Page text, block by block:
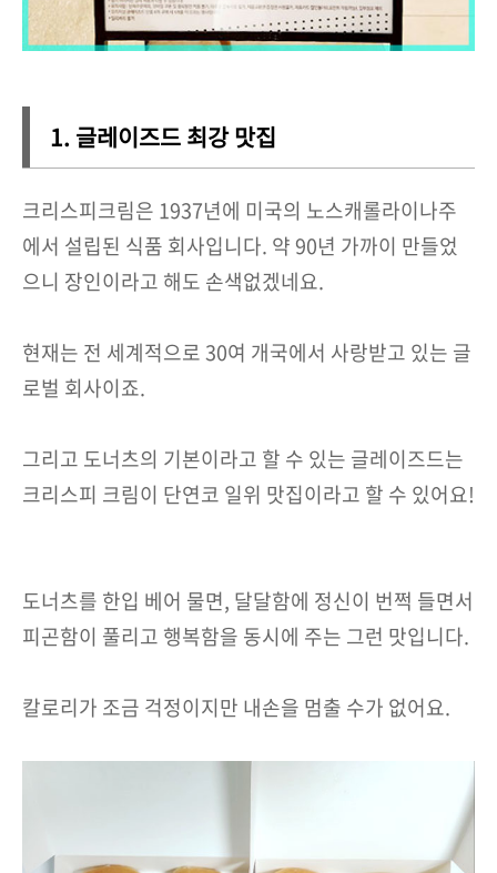
1. 글레이즈드 최강 맛집
크리스피크림은 1937년에 미국의 노스캐롤라이나주
에서 설립된 식품 회사입니다. 약 90년 가까이 만들었
으니 장인이라고 해도 손색없겠네요.
현재는 전 세계적으로 30여 개국에서 사랑받고 있는 글
로벌 회사이죠.
그리고 도너츠의 기본이라고 할 수 있는 글레이즈드는
크리스피 크림이 단연코 일위 맛집이라고 할 수 있어요!
도너츠를 한입 베어 물면, 달달함에 정신이 번쩍 들면서
피곤함이 풀리고 행복함을 동시에 주는 그런 맛입니다.
칼로리가 조금 걱정이지만 내손을 멈출 수가 없어요.